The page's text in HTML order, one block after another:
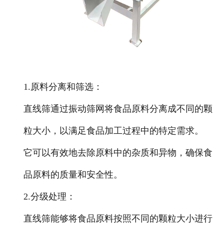
1.原料分离和筛选：
直线筛通过振动筛网将食品原料分离成不同的颗
粒大小，以满足食品加工过程中的特定需求。
它可以有效地去除原料中的杂质和异物，确保食
品原料的质量和安全性。
2.分级处理 ：
直线筛能够将食品原料按照不同的颗粒大小进行